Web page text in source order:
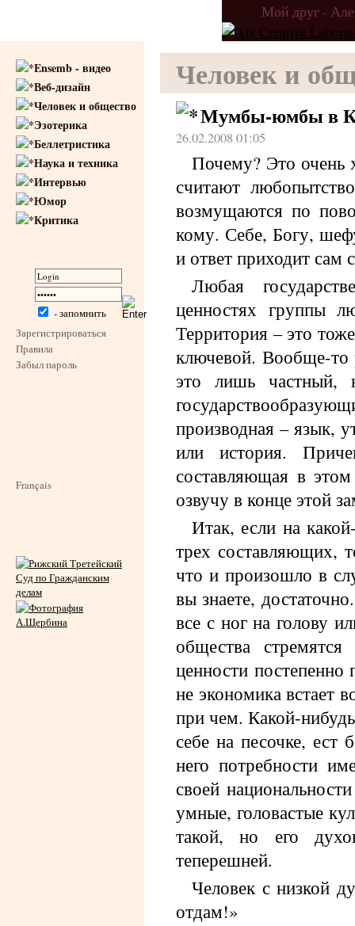
Мой друг -
Ensemb - видео
Веб-дизайн
Человек и общество
Эзотерика
Беллетристика
Наука и техника
Интервью
Юмор
Критика
- запомнить
Зарегистрироваться
Правила
Забыл пароль
Français
Человек и
Мумбы-юмбы в
26.02.2008 01:05
Почему? Это очень
считают
возмущаются по
кому. Себе, Богу,
и ответ приходит
Любая
ценностях группы
Территория – это
ключевой. Вообще-то
это лишь частный,
производная – язык,
или история.
составляющая в
озвучу в конце этой
Итак, если на
трех составляющих,
что и произошло в
вы знаете,
все с ног на голову
общества
ценности
не экономика встает
при чем. Какой-
себе на песочке, ест
него потребности
своей
умные, головастые
такой, но его
теперешней.
Человек с низкой
отдам!»